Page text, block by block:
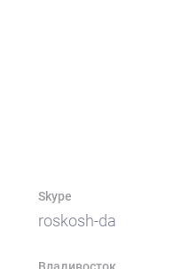
Skype
roskosh-da
Владивосток